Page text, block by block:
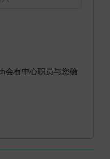
会有中心职员与您确